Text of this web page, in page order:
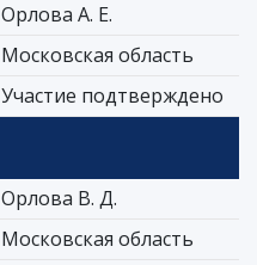
Орлова А. Е.
Московская область
Участие подтверждено
Орлова В. Д.
Московская область